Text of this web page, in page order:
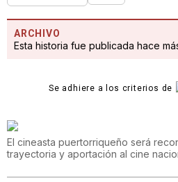
ARCHIVO
Esta historia fue publicada hace
Se adhiere a los criterios de
El cineasta puertorriqueño será
trayectoria y aportación al cine